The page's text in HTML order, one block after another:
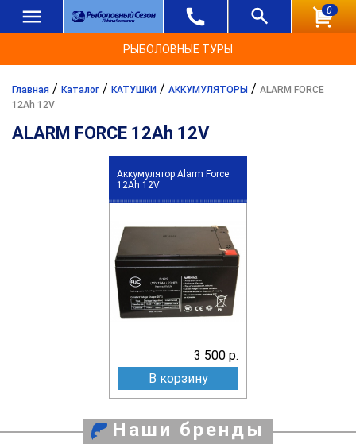
0
РЫБОЛОВНЫЕ ТУРЫ
Главная / Каталог / КАТУШКИ / АККУМУЛЯТОРЫ / ALARM FORCE
12Ah 12V
ALARM FORCE 12Ah 12V
Аккумулятор Alarm Force
12Ah 12V
3 500 р.
В корзину
Наши бренды